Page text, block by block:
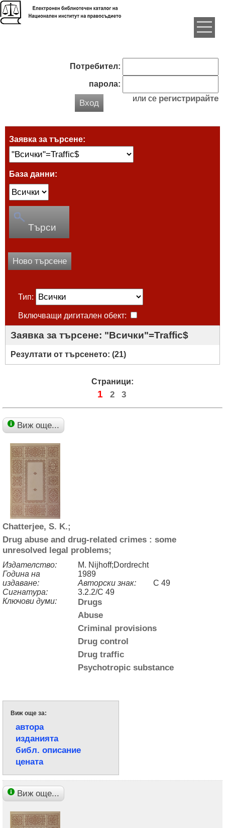
Потребител:
парола:
Вход или се регистрирайте
Заявка за търсене:
База данни:
Търси
Ново търсене
Тип:
Включващи дигитален обект:
Заявка за търсене: "Всички"=Traffic$
Резултати от търсенето: (21)
Страници:
1 2 3
Виж още...
Chatterjee, S. K.;
Drug abuse and drug-related crimes : some
unresolved legal problems;
Издателство:
M. Nijhoff;Dordrecht
Година на
издаване:
1989
Авторски знак:
C 49
Сигнатура:
3.2.2/C 49
Ключови думи:
Drugs
Abuse
Criminal provisions
Drug control
Drug traffic
Psychotropic substance
Виж още за:
автора
изданията
библ. описание
цената
Виж още...